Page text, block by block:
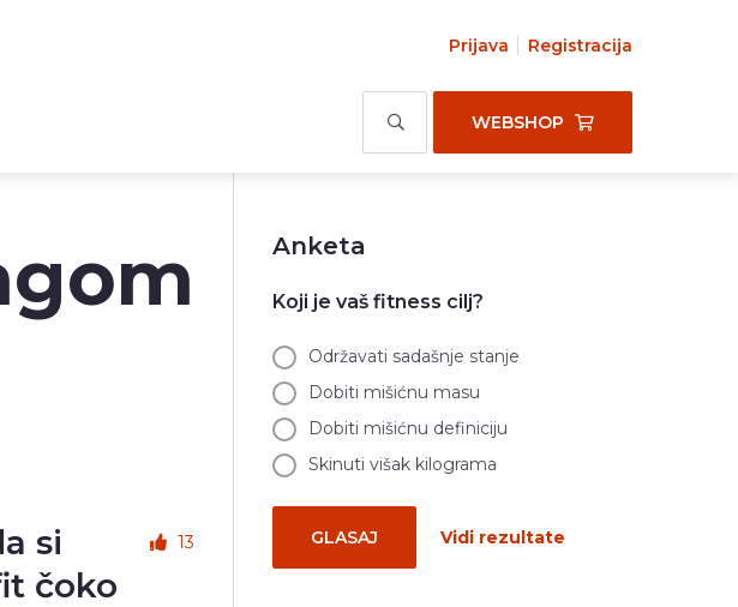
Prijava Registracija
WEBSHOP
si
čoko
13
Anketa
Koji je vaš fitness cilj?
Održavati sadašnje stanje
Dobiti mišićnu masu
Dobiti mišićnu definiciju
Skinuti višak kilograma
GLASAJ Vidi rezultate